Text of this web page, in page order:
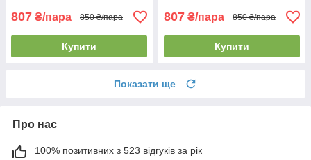
807 ₴/пара 850 ₴/пара
Купити
807 ₴/пара 850 ₴/пара
Купити
Показати ще
Про нас
100% позитивних з 523 відгуків за рік